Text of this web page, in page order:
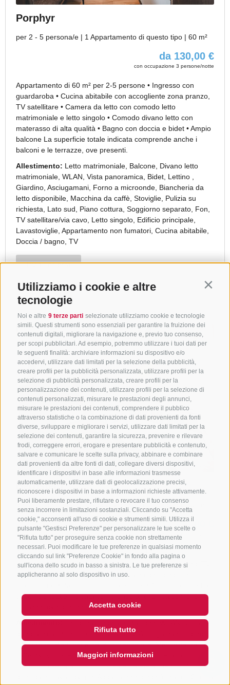
Utilizziamo i cookie e altre
tecnologie
Noi e altre 9 terze parti selezionate utilizziamo cookie e tecnologie
simili. Questi strumenti sono essenziali per garantire la fruizione dei
contenuti digitali, migliorare la navigazione e, previo tuo consenso,
per scopi pubblicitari. Ad esempio, potremmo utilizzare i tuoi dati per
le seguenti finalità: archiviare informazioni su dispositivo e/o
accedervi, utilizzare dati limitati per la selezione della pubblicità,
creare profili per la pubblicità personalizzata, utilizzare profili per la
selezione di pubblicità personalizzata, creare profili per la
personalizzazione dei contenuti, utilizzare profili per la selezione di
contenuti personalizzati, misurare le prestazioni degli annunci,
misurare le prestazioni dei contenuti, comprendere il pubblico
attraverso statistiche o la combinazione di dati provenienti da fonti
diverse, sviluppare e migliorare i servizi, utilizzare dati limitati per la
selezione dei contenuti, garantire la sicurezza, prevenire e rilevare
frodi, correggere errori, erogare e presentare pubblicità e contenuto,
salvare e comunicare le scelte sulla privacy, abbinare e combinare
dati provenienti da altre fonti di dati, collegare diversi dispositivi,
identificare i dispositivi in base alle informazioni trasmesse
automaticamente, utilizzare dati di geolocalizzazione precisi,
riconoscere i dispositivi in base a informazioni richieste attivamente.
Puoi liberamente prestare, rifiutare o revocare il tuo consenso
senza incorrere in limitazioni sostanziali. Cliccando su "Accetta
cookie," acconsenti all'uso di cookie e strumenti simili. Utilizza il
pulsante "Gestisci Preferenze" per personalizzare le tue scelte o
"Rifiuta tutto" per proseguire senza cookie non strettamente
necessari. Puoi modificare le tue preferenze in qualsiasi momento
cliccando sul link "Preferenze Cookie" in fondo alla pagina o
sull'icona dello scudo in basso a sinistra. Le tue preferenze si
applicheranno al solo dispositivo in uso.
Accetta cookie
Rifiuta tutto
Maggiori informazioni
QUICKLINKS